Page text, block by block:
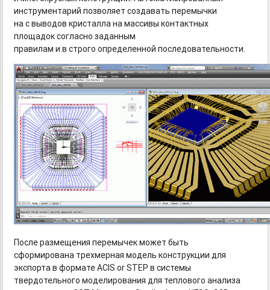
инструментарий позволяет создавать перемычки
на с выводов кристалла на массивы контактных
площадок согласно заданным
правилам и в строго определенной последовательности.
После размещения перемычек может быть
сформирована трехмерная модель конструкции для
экспорта в формате ACIS or STEP в системы
твердотельного моделирования для теплового анализа